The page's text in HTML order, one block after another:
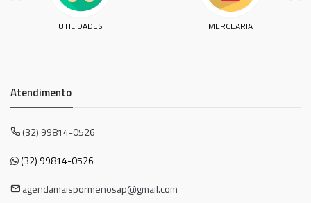
UTILIDADES MERCEARIA
Atendimento
(32) 99814-0526
(32) 99814-0526
agendamaispormenosap@gmail.com